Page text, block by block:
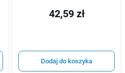
42,59 zł
Dodaj do koszyka